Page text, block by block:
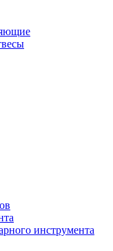
инструмента